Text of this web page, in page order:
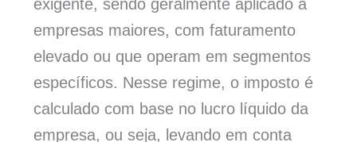
exigente, sendo geralmente aplicado a
empresas maiores, com faturamento
elevado ou que operam em segmentos
específicos. Nesse regime, o imposto é
calculado com base no lucro líquido da
empresa, ou seja, levando em conta